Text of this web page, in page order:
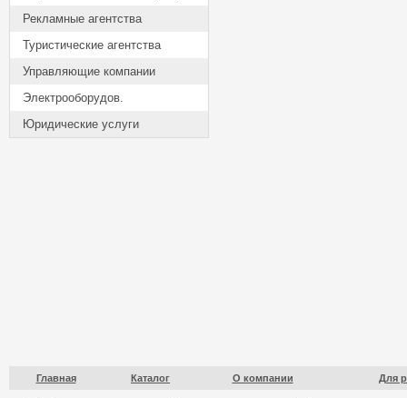
Рекламные агентства
Туристические агентства
Управляющие компании
Электрооборудов.
Юридические услуги
Главная Каталог О компании Для